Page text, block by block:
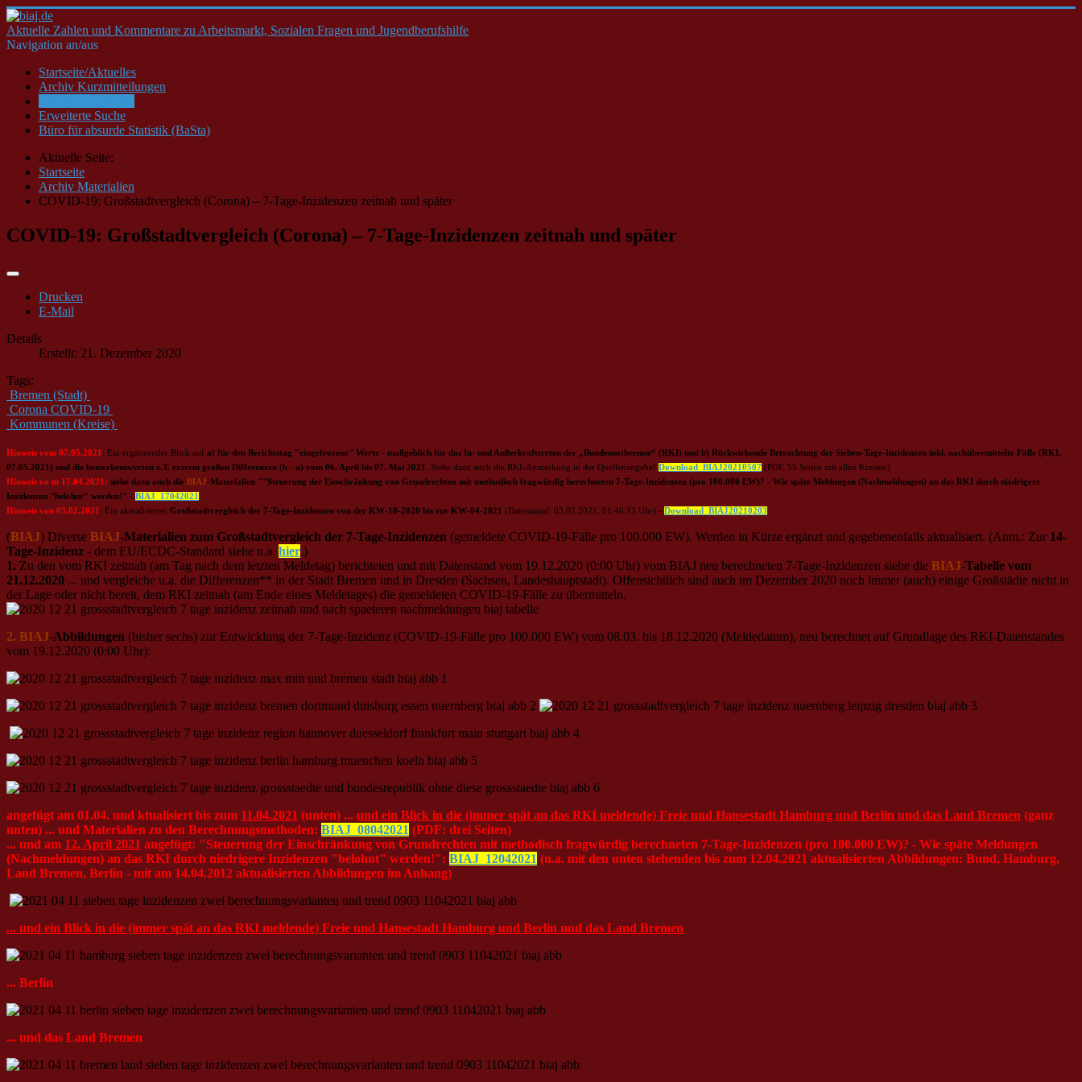
Aktuelle Zahlen und Kommentare zu Arbeitsmarkt, Sozialen Fragen und Jugendberufshilfe
Navigation an/aus
Startseite/Aktuelles
Archiv Kurzmitteilungen
Erweiterte Suche
Büro für absurde Statistik (BaSta)
Aktuelle Seite:
Startseite
Archiv Materialien
COVID-19: Großstadtvergleich (Corona) – 7-Tage-Inzidenzen zeitnah und später
COVID-19: Großstadtvergleich (Corona) – 7-Tage-Inzidenzen zeitnah und später
Drucken
E-Mail
Details
Erstellt: 21. Dezember 2020
Tags:
Bremen (Stadt)
Corona COVID-19
Kommunen (Kreise)
Hinweis vom 07.05.2021 : Ein ergänzender Blick auf a) für den Berichtstag "eingefrorene" Werte - maßgeblich für das In- und Außerkrafttreten der „Bundesnotbremse“ (RKI) und b) Rückwirkende Betrachtung der Sieben-Tage-Inzidenzen inkl. nachübermittelte Fälle (RKI,
07.05.2021) und die bemerkenswerten z.T. extrem großen Differenzen (b - a) vom 06. April bis 07. Mai 2021
. Siehe dazu auch die RKI-Anmerkung in der Quellenangabe! Download_BIAJ20210507 (PDF, 55 Seiten mit allen Kreisen)
Hinweis vo m 17.04.2021: siehe dazu auch die BIAJ-Materialien ""Steuerung der Einschränkung von Grundrechten mit methodisch fragwürdig berechneten 7-Tage-Inzidenzen (pro 100.000 EW)? - Wie späte Meldungen (Nachmeldungen) an das RKI durch niedrigere
Inzidenzen "belohnt" werden!" - BIAJ_17042021
Hinweis von 03.02.2021 : Ein aktualisierter Großstadtvergleich der 7-Tage-Inzidenzen von der KW-10-2020 bis zur KW-04-2021 (Datenstand: 03.02.2021, 01:40:13 Uhr) - Download_BIAJ20210203
(BIAJ) Diverse BIAJ-Materialien zum Großstadtvergleich der 7-Tage-Inzidenzen (gemeldete COVID-19-Fälle pro 100.000 EW). Werden in Kürze ergänzt und gegebenenfalls aktualisiert. (Anm.: Zur 14-
Tage-Inzidenz - dem EU/ECDC-Standard siehe u.a. hier.)
1. Zu den vom RKI zeitnah (am Tag nach dem letzten Meldetag) berichteten und mit Datenstand vom 19.12.2020 (0:00 Uhr) vom BIAJ neu berechneten 7-Tage-Inzidenzen siehe die BIAJ-Tabelle vom
21.12.2020 ... und vergleiche u.a. die Differenzen** in der Stadt Bremen und in Dresden (Sachsen, Landeshauptstadt). Offensichtlich sind auch im Dezember 2020 noch immer (auch) einige Großstädte nicht in
der Lage oder nicht bereit, dem RKI zeitnah (am Ende eines Meldetages) die gemeldeten COVID-19-Fälle zu übermitteln.
2. BIAJ-Abbildungen (bisher sechs) zur Entwicklung der 7-Tage-Inzidenz (COVID-19-Fälle pro 100.000 EW) vom 08.03. bis 18.12.2020 (Meldedatum), neu berechnet auf Grundlage des RKI-Datenstandes
vom 19.12.2020 (0:00 Uhr):
angefügt am 01.04. und ktualisiert bis zum 11.04.2021 (unten) ... und ein Blick in die (immer spät an das RKI meldende) Freie und Hansestadt Hamburg und Berlin und das Land Bremen (ganz
unten) ... und Materialien zu den Berechnungsmethoden: BIAJ_08042021 (PDF: drei Seiten)
... und am 12. April 2021 angefügt: "Steuerung der Einschränkung von Grundrechten mit methodisch fragwürdig berechneten 7-Tage-Inzidenzen (pro 100.000 EW)? - Wie späte Meldungen
(Nachmeldungen) an das RKI durch niedrigere Inzidenzen "belohnt" werden!": BIAJ_12042021 (u.a. mit den unten stehenden bis zum 12.04.2021 aktualisierten Abbildungen: Bund, Hamburg,
Land Bremen, Berlin - mit am 14.04.2012 aktualisierten Abbildungen im Anhang)
... und ein Blick in die (immer spät an das RKI meldende) Freie und Hansestadt Hamburg und Berlin und das Land Bremen
... Berlin
... und das Land Bremen